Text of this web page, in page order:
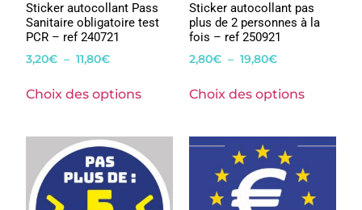
Sticker autocollant Pass
Sanitaire obligatoire test
PCR – ref 240721
3,20€ – 11,80€
Choix des options
Sticker autocollant pas
plus de 2 personnes à la
fois – ref 250921
2,80€ – 19,80€
Choix des options